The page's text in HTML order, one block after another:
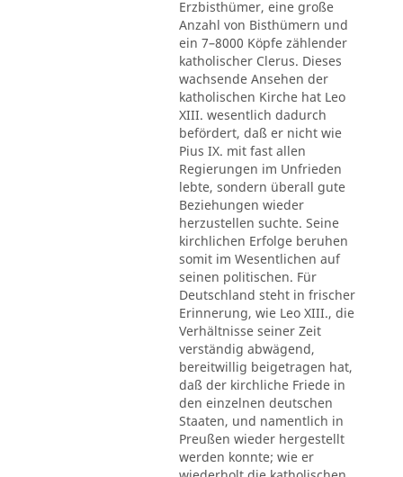
Erzbisthümer, eine große
Anzahl von Bisthümern und
ein 7–8000 Köpfe zählender
katholischer Clerus. Dieses
wachsende Ansehen der
katholischen Kirche hat Leo
XIII. wesentlich dadurch
befördert, daß er nicht wie
Pius IX. mit fast allen
Regierungen im Unfrieden
lebte, sondern überall gute
Beziehungen wieder
herzustellen suchte. Seine
kirchlichen Erfolge beruhen
somit im Wesentlichen auf
seinen politischen. Für
Deutschland steht in frischer
Erinnerung, wie Leo XIII., die
Verhältnisse seiner Zeit
verständig abwägend,
bereitwillig beigetragen hat,
daß der kirchliche Friede in
den einzelnen deutschen
Staaten, und namentlich in
Preußen wieder hergestellt
werden konnte; wie er